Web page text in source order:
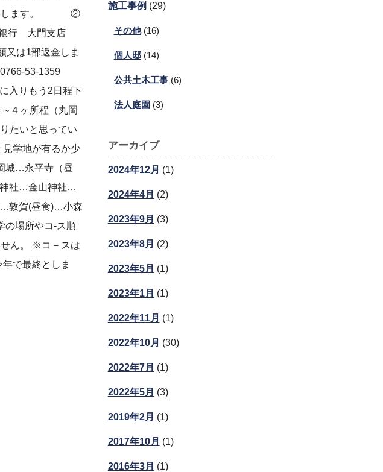
施工事例 (29)
その他(16)
個人邸(14)
公共土木工事(6)
法人庭園 (3)
アーカイブ
2024年12月 (1)
2024年4月 (2)
2023年9月 (3)
2023年8月 (2)
2023年5月 (1)
2023年1月 (1)
2022年11月 (1)
2022年10月 (30)
2022年7月 (1)
2022年5月 (3)
2019年2月 (1)
2017年10月 (1)
2016年3月 (1)
願いします。 ②
行 大門支店
又は1部返金しま
53-1359
入りもう2日程下
∼４ヶ所程（丸岡
たいと思ってい
見学地が有るか少
城…永平寺（昼
社…金山神社…
敦賀(昼食)…小森
場所やコ-ス順
せん。 ※コ－スは
で最終としま